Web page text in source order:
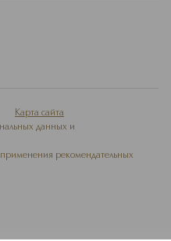
Карта сайта
данных и
применения рекомендательных